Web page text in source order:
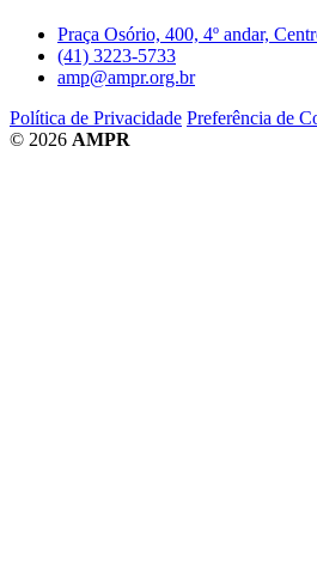
Praça Osório, 400, 4º andar,
(41) 3223-5733
amp@ampr.org.br
Política de Privacidade Preferência de
© 2026 AMPR